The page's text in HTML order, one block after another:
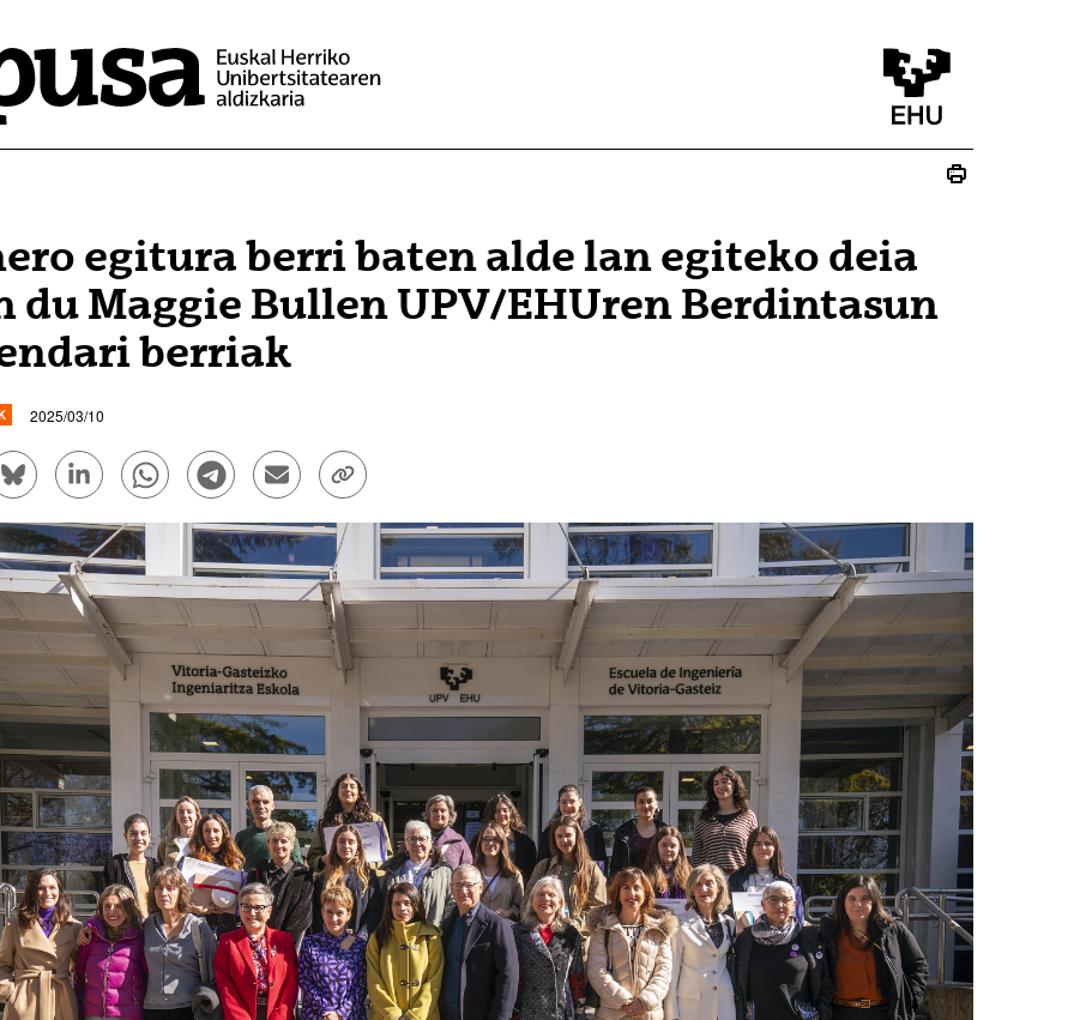
egitura berri baten alde lan egiteko deia
du Maggie Bullen UPV/EHUren Berdintasun
berriak
2025/03/10
bidez partekatu - (Beste leiho bat zabalduko du)
Bluesky bidez partekatu - (Beste leiho bat zabalduko du)
Linkedin bidez partekatu - (Beste leiho bat zabalduko du)
Whatsapp bidez partekatu - (Beste leiho bat zabalduko du)
Telegram bidez partekatu - (Beste leiho bat zabalduko du)
Bidali mezu elektroniko bidez - (Beste leiho bat zabalduko du)
Esteka kopiatu - (Beste leiho bat zabalduko du)